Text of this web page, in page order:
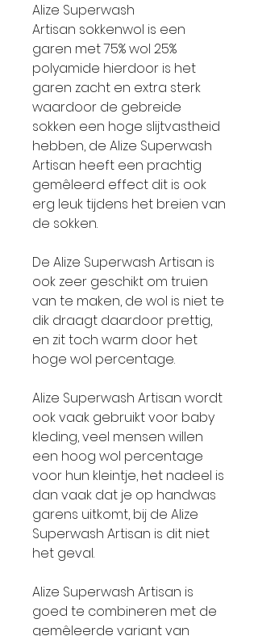
Alize Superwash
Artisan sokkenwol is een
garen met 75% wol 25%
polyamide hierdoor is het
garen zacht en extra sterk
waardoor de gebreide
sokken een hoge slijtvastheid
hebben, de Alize Superwash
Artisan heeft een prachtig
gemêleerd effect dit is ook
erg leuk tijdens het breien van
de sokken.
De Alize Superwash Artisan is
ook zeer geschikt om truien
van te maken, de wol is niet te
dik draagt daardoor prettig,
en zit toch warm door het
hoge wol percentage.
Alize Superwash Artisan wordt
ook vaak gebruikt voor baby
kleding, veel mensen willen
een hoog wol percentage
voor hun kleintje, het nadeel is
dan vaak dat je op handwas
garens uitkomt, bij de Alize
Superwash Artisan is dit niet
het geval.
Alize Superwash Artisan is
goed te combineren met de
gemêleerde variant van